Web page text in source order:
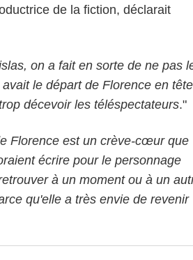
de la fiction, déclarait
on a fait en sorte de ne pas
le départ de Florence en
décevoir les téléspectateurs."
Florence est un crève-cœur que
écrire pour le personnage
à un moment ou à un
qu'elle a très envie de revenir